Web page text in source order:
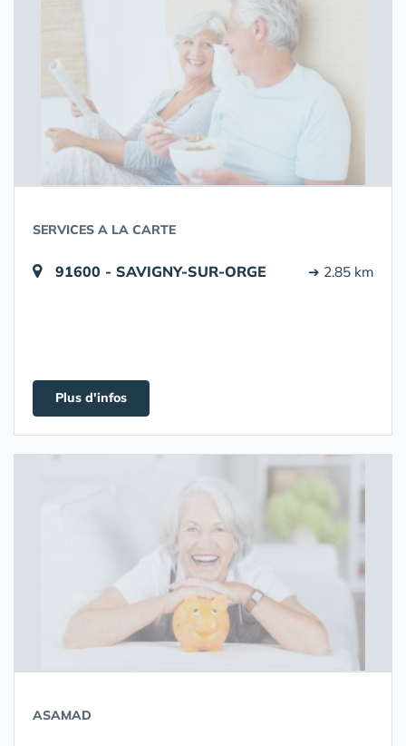
SERVICES A LA CARTE
91600 - SAVIGNY-SUR-ORGE ➔ 2.85 km
Plus d'infos
ASAMAD